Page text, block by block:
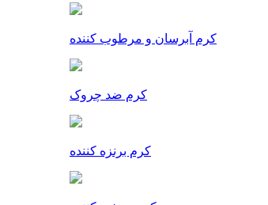
کرم آبرسان و مرطوب کننده
کرم ضد چروک
کرم برنزه کننده